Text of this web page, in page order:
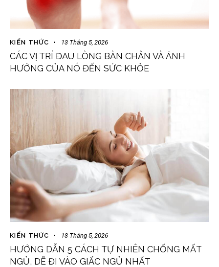
KIẾN THỨC 13 Tháng 5, 2026
CÁC VỊ TRÍ ĐAU LÒNG BÀN CHÂN VÀ ẢNH
HƯỞNG CỦA NÓ ĐẾN SỨC KHỎE
KIẾN THỨC 13 Tháng 5, 2026
HƯỚNG DẪN 5 CÁCH TỰ NHIÊN CHỐNG MẤT
NGỦ, DỄ ĐI VÀO GIẤC NGỦ NHẤT